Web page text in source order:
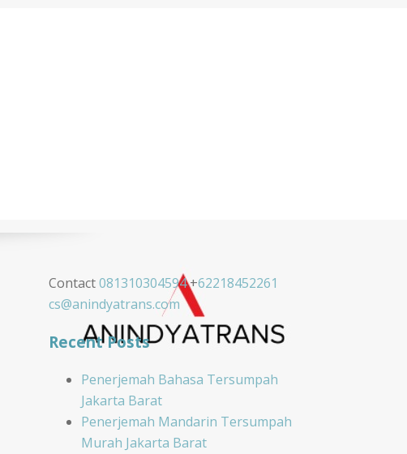
Contact081310304594+62218452261
cs@anindyatrans.com
Recent Posts
Penerjemah Bahasa Tersumpah
Jakarta Barat
Penerjemah Mandarin Tersumpah
Murah Jakarta Barat